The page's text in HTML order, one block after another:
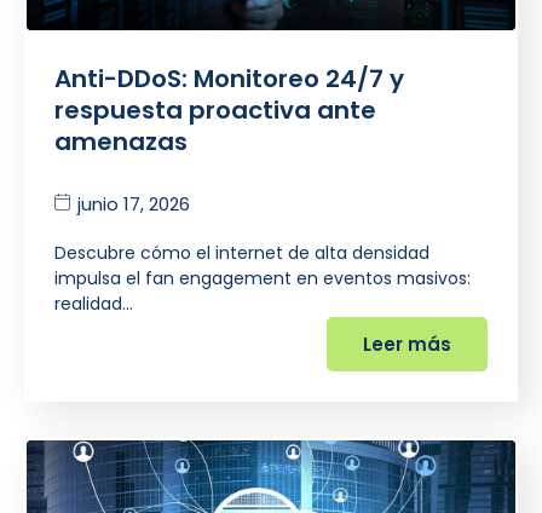
Anti-DDoS: Monitoreo 24/7 y
respuesta proactiva ante
amenazas
junio 17, 2026
Descubre cómo el internet de alta densidad
impulsa el fan engagement en eventos masivos:
realidad…
Leer más